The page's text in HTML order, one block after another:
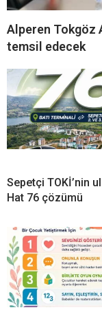
Alperen Tokgöz
temsil edecek
Sepetçi TOKİ’nin
Hat 76 çözümü